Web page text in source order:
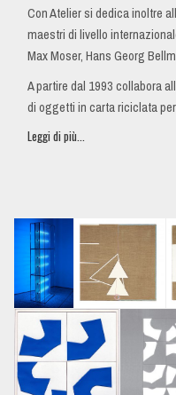
Con Atelier si dedica inoltre
maestri di livello
Max Moser, Hans Georg
A partire dal 1993 collabora
di oggetti in carta riciclata
Leggi di più...